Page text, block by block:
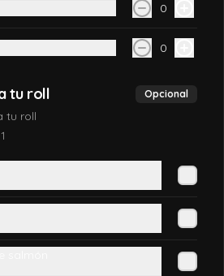
California Maguro
Atún, palta, queso crema y cebollín,
envuelto en sésamo o ciboulette.
$8.490
Salmón, queso crema, palta y envuelto
0
0
tu roll Opcional
tu roll